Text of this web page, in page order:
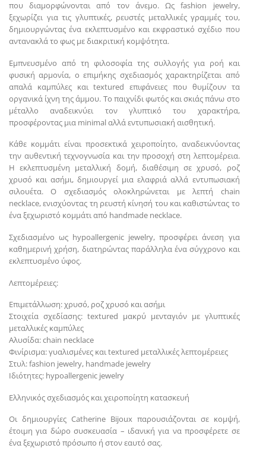
που διαμορφώνονται από τον άνεμο. Ως fashion jewelry,
ξεχωρίζει για τις γλυπτικές, ρευστές μεταλλικές γραμμές του,
δημιουργώντας ένα εκλεπτυσμένο και εκφραστικό σχέδιο που
αντανακλά το φως με διακριτική κομψότητα.
Εμπνευσμένο από τη φιλοσοφία της συλλογής για ροή και
φυσική αρμονία, ο επιμήκης σχεδιασμός χαρακτηρίζεται από
απαλά καμπύλες και textured επιφάνειες που θυμίζουν τα
οργανικά ίχνη της άμμου. Το παιχνίδι φωτός και σκιάς πάνω στο
μέταλλο αναδεικνύει τον γλυπτικό του χαρακτήρα,
προσφέροντας μια minimal αλλά εντυπωσιακή αισθητική.
Κάθε κομμάτι είναι προσεκτικά χειροποίητο, αναδεικνύοντας
την αυθεντική τεχνογνωσία και την προσοχή στη λεπτομέρεια.
Η εκλεπτυσμένη μεταλλική δομή, διαθέσιμη σε χρυσό, ροζ
χρυσό και ασήμι, δημιουργεί μια ελαφριά αλλά εντυπωσιακή
σιλουέτα. Ο σχεδιασμός ολοκληρώνεται με λεπτή chain
necklace, ενισχύοντας τη ρευστή κίνησή του και καθιστώντας το
ένα ξεχωριστό κομμάτι από handmade necklace.
Σχεδιασμένο ως hypoallergenic jewelry, προσφέρει άνεση για
καθημερινή χρήση, διατηρώντας παράλληλα ένα σύγχρονο και
εκλεπτυσμένο ύφος.
Λεπτομέρειες:
Επιμετάλλωση: χρυσό, ροζ χρυσό και ασήμι
Στοιχεία σχεδίασης: textured μακρύ μενταγιόν με γλυπτικές
μεταλλικές καμπύλες
Αλυσίδα: chain necklace
Φινίρισμα: γυαλισμένες και textured μεταλλικές λεπτομέρειες
Στυλ: fashion jewelry, handmade jewelry
Ιδιότητες: hypoallergenic jewelry
Ελληνικός σχεδιασμός και χειροποίητη κατασκευή
Οι δημιουργίες Catherine Bijoux παρουσιάζονται σε κομψή,
έτοιμη για δώρο συσκευασία – ιδανική για να προσφέρετε σε
ένα ξεχωριστό πρόσωπο ή στον εαυτό σας.